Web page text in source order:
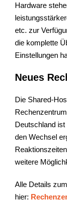
Hardware
etc. zur
die komplette
Einstellungen
Neues
Die Shared-
Deutschland
den Wechsel
weitere
Alle Details
hier: